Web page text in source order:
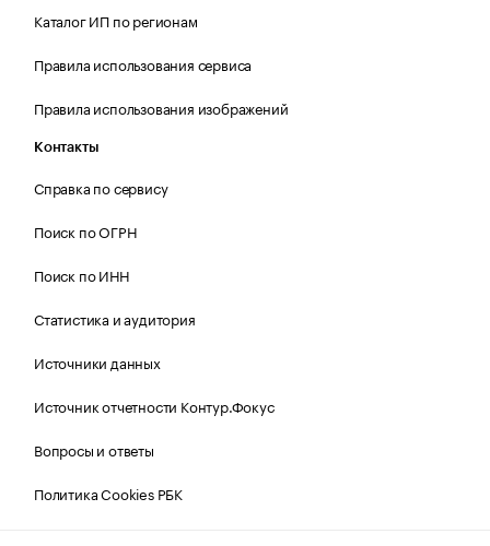
Каталог ИП по регионам
Правила использования сервиса
Правила использования изображений
Контакты
Справка по сервису
Поиск по ОГРН
Поиск по ИНН
Статистика и аудитория
Источники данных
Источник отчетности Контур.Фокус
Вопросы и ответы
Политика Cookies РБК